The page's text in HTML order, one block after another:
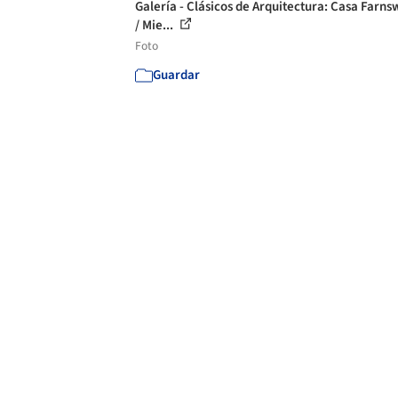
Galería - Clásicos de Arquitectura: Casa
/ Mie...
Foto
Guardar